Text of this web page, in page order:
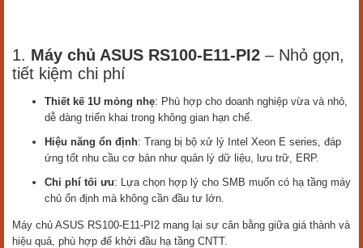
1. Máy chủ ASUS RS100-E11-PI2 – Nhỏ gọn,
tiết kiệm chi phí
Thiết kế 1U mỏng nhẹ: Phù hợp cho doanh nghiệp vừa và nhỏ,
dễ dàng triển khai trong không gian hạn chế.
Hiệu năng ổn định: Trang bị bộ xử lý Intel Xeon E series, đáp
ứng tốt nhu cầu cơ bản như quản lý dữ liệu, lưu trữ, ERP.
Chi phí tối ưu: Lựa chọn hợp lý cho SMB muốn có hạ tầng máy
chủ ổn định mà không cần đầu tư lớn.
Máy chủ ASUS RS100-E11-PI2 mang lại sự cân bằng giữa giá thành và
hiệu quả, phù hợp để khởi đầu hạ tầng CNTT.